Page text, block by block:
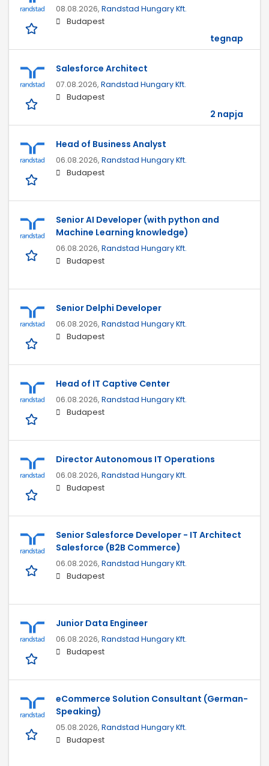
08.08.2026, Randstad Hungary Kft.
Budapest
tegnap
Salesforce Architect
07.08.2026, Randstad Hungary Kft.
Budapest
2 napja
Head of Business Analyst
06.08.2026, Randstad Hungary Kft.
Budapest
Senior AI Developer (with python and
Machine Learning knowledge)
06.08.2026, Randstad Hungary Kft.
Budapest
Senior Delphi Developer
06.08.2026, Randstad Hungary Kft.
Budapest
Head of IT Captive Center
06.08.2026, Randstad Hungary Kft.
Budapest
Director Autonomous IT Operations
06.08.2026, Randstad Hungary Kft.
Budapest
Senior Salesforce Developer - IT Architect
Salesforce (B2B Commerce)
06.08.2026, Randstad Hungary Kft.
Budapest
Junior Data Engineer
06.08.2026, Randstad Hungary Kft.
Budapest
eCommerce Solution Consultant (German-
Speaking)
05.08.2026, Randstad Hungary Kft.
Budapest